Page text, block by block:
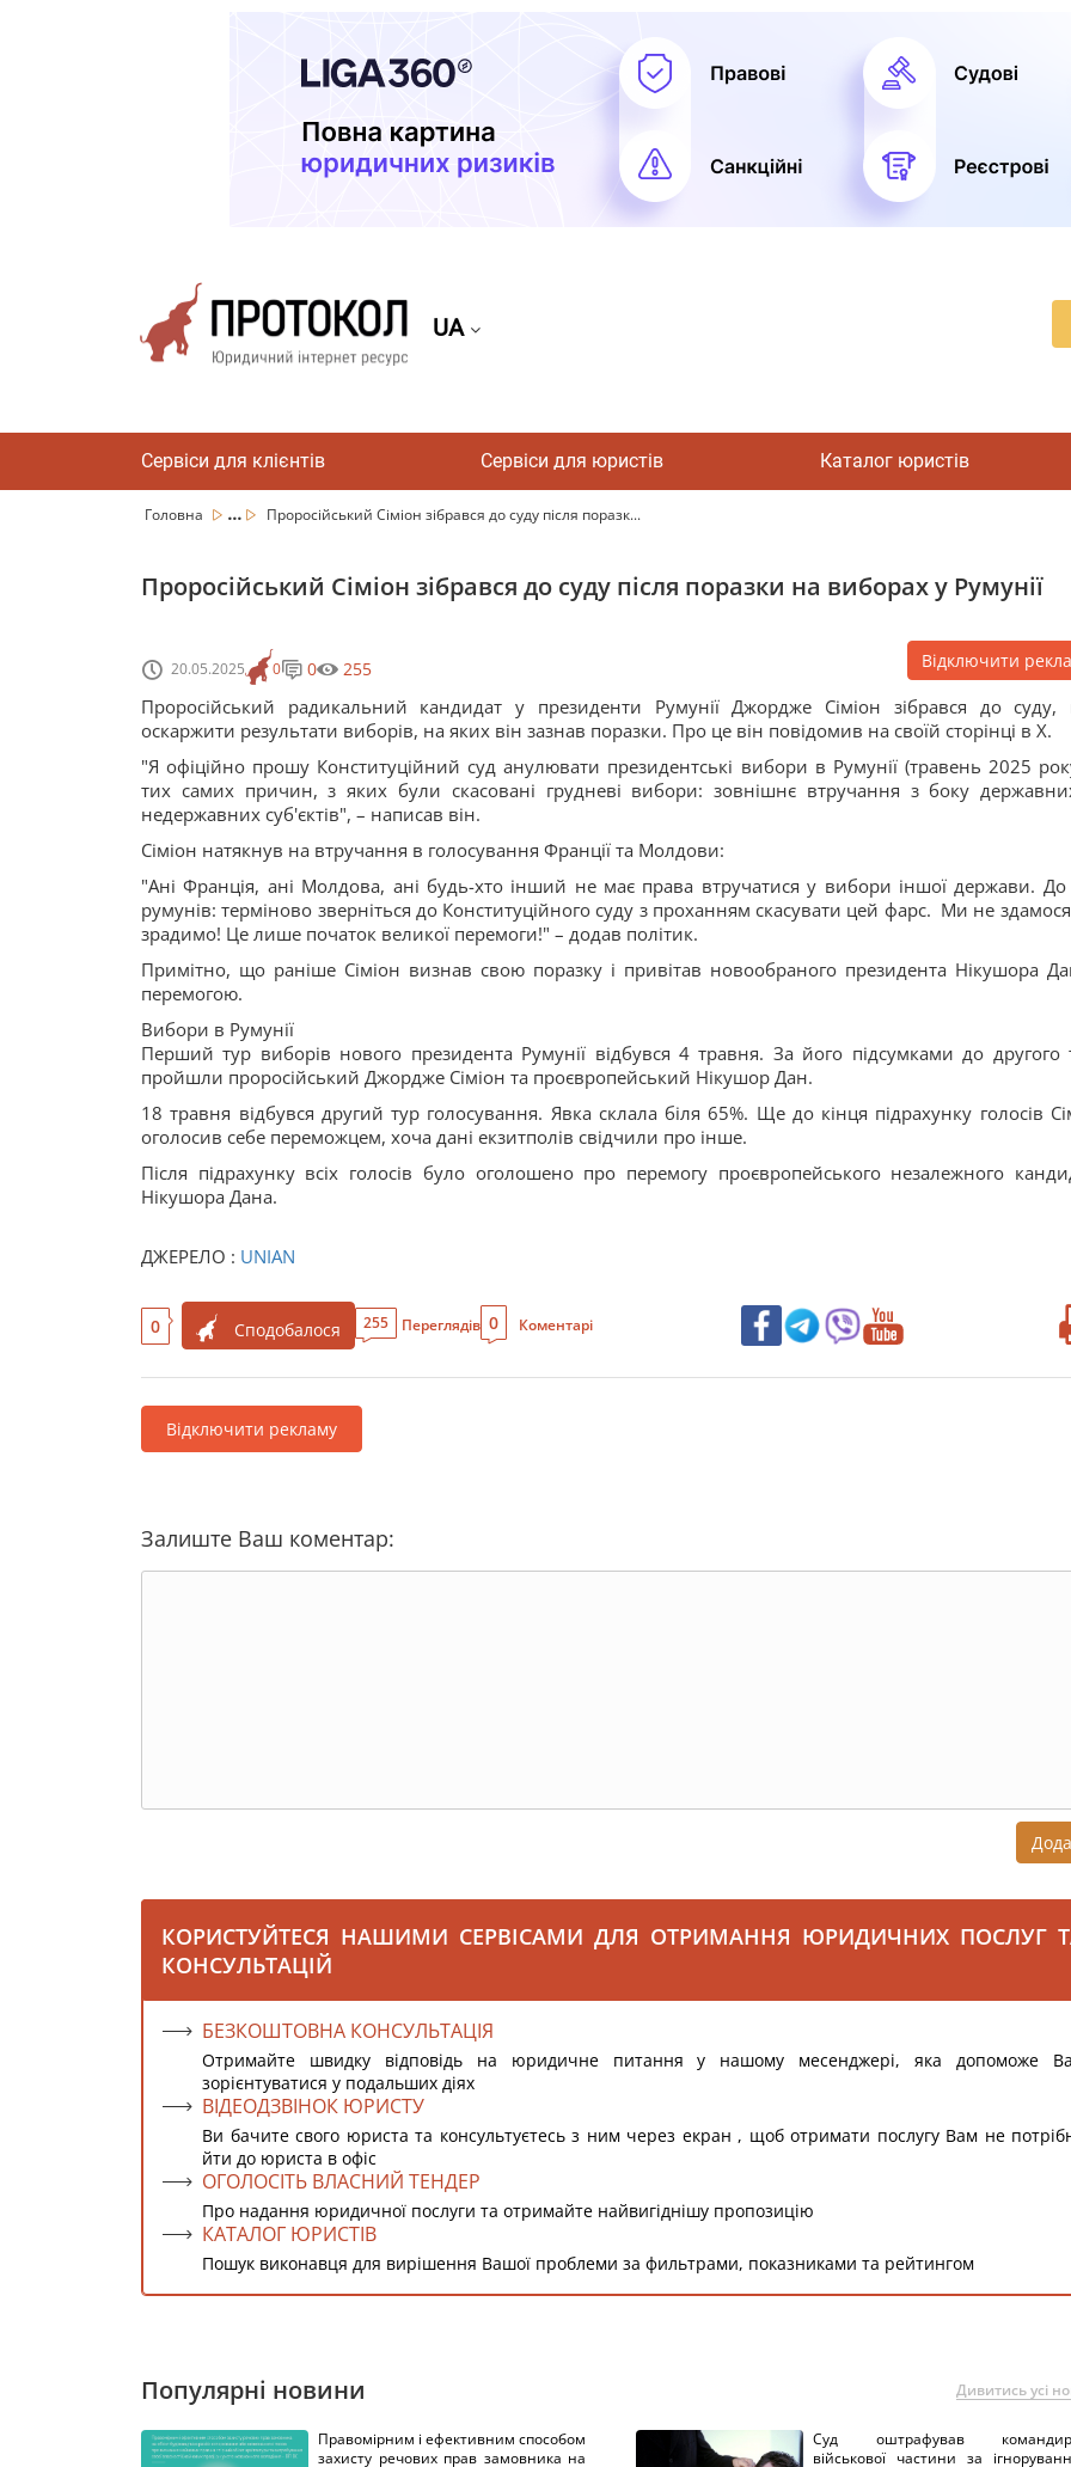
UA
Сервіси для клієнтів Сервіси для юристів Каталог юристів
Головна ... Проросійський Сіміон зібрався до суду після поразк...
Проросійський Сіміон зібрався до суду після поразки на виборах у Румунії
20.05.2025 0 0 255 Відключити
Проросійський радикальний кандидат у президенти Румунії Джордже Сіміон зібрався до
оскаржити результати виборів, на яких він зазнав поразки. Про це він повідомив на своїй сторінці в Х.
"Я офіційно прошу Конституційний суд анулювати президентські вибори в Румунії (травень 2025
тих самих причин, з яких були скасовані грудневі вибори: зовнішнє втручання з боку
недержавних суб'єктів", – написав він.
Сіміон натякнув на втручання в голосування Франції та Молдови:
"Ані Франція, ані Молдова, ані будь-хто інший не має права втручатися у вибори іншої держави. До
румунів: терміново зверніться до Конституційного суду з проханням скасувати цей фарс. Ми не
зрадимо! Це лише початок великої перемоги!" – додав політик.
Примітно, що раніше Сіміон визнав свою поразку і привітав новообраного президента Нікушора
перемогою.
Вибори в Румунії
Перший тур виборів нового президента Румунії відбувся 4 травня. За його підсумками до другого
пройшли проросійський Джордже Сіміон та проєвропейський Нікушор Дан.
18 травня відбувся другий тур голосування. Явка склала біля 65%. Ще до кінця підрахунку голосів
оголосив себе переможцем, хоча дані екзитполів свідчили про інше.
Після підрахунку всіх голосів було оголошено про перемогу проєвропейського незалежного
Нікушора Дана.
ДЖЕРЕЛО : UNIAN
0 Сподобалося 255 Переглядів 0 Коментарі
Відключити рекламу
Залиште Ваш коментар:
КОРИСТУЙТЕСЯ НАШИМИ СЕРВІСАМИ ДЛЯ ОТРИМАННЯ ЮРИДИЧНИХ ПОСЛУГ
КОНСУЛЬТАЦІЙ
БЕЗКОШТОВНА КОНСУЛЬТАЦІЯ
Отримайте швидку відповідь на юридичне питання у нашому месенджері, яка допоможе
зорієнтуватися у подальших діях
ВІДЕОДЗВІНОК ЮРИСТУ
Ви бачите свого юриста та консультуєтесь з ним через екран , щоб отримати послугу Вам не
йти до юриста в офіс
ОГОЛОСІТЬ ВЛАСНИЙ ТЕНДЕР
Про надання юридичної послуги та отримайте найвигіднішу пропозицію
КАТАЛОГ ЮРИСТІВ
Пошук виконавця для вирішення Вашої проблеми за фильтрами, показниками та рейтингом
Популярні новини Дивитись усі
Правомірним і ефективним способом
захисту речових прав замовника на
Суд оштрафував
військової частини за